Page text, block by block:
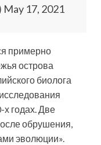
May 17, 2021
примерно
острова
биолога
х годах. Две
обрушения,
эволюции».